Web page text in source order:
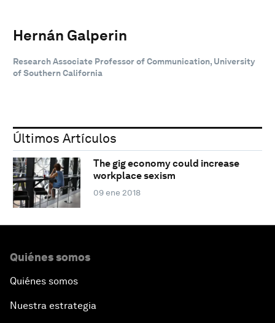
Hernán Galperin
Research Associate Professor of Communication, University
of Southern California
Últimos Artículos
The gig economy could increase
workplace sexism
09 ene 2018
Quiénes somos
Quiénes somos
Nuestra estrategia